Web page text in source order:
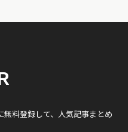
料登録して、人気記事まとめ